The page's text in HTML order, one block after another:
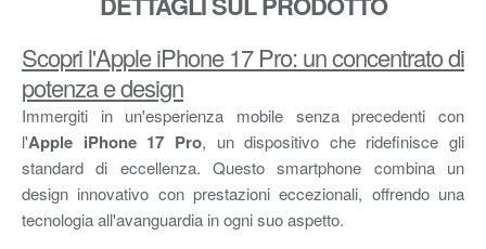
Scopri l'Apple iPhone 17 Pro: un concentrato di
potenza e design
Immergiti in un'esperienza mobile senza precedenti con
l'Apple iPhone 17 Pro, un dispositivo che ridefinisce gli
standard di eccellenza. Questo smartphone combina un
design innovativo con prestazioni eccezionali, offrendo una
tecnologia all'avanguardia in ogni suo aspetto.